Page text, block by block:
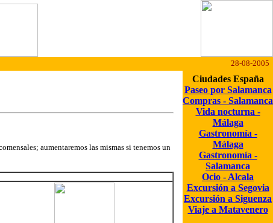
28-08-2005
aumentaremos las mismas si tenemos un
Ciudades España
Paseo por Salamanca
Compras - Salamanca
Vida nocturna -
Málaga
Gastronomía -
Málaga
Gastronomía -
Salamanca
Ocio - Alcala
Excursión a Segovia
Excursión a Siguenza
Viaje a Matavenero